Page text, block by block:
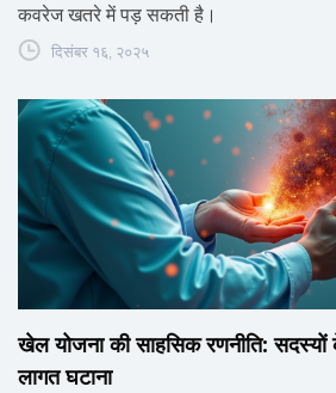
कवरेज खतरे में पड़ सकती है।
दिसंबर १६, २०२५
खेल योजना की साहसिक रणनीति:
लागत घटाना